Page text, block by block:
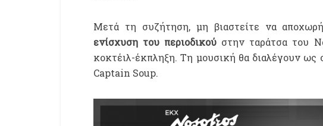
Μετά τη συζήτηση, μη βιαστείτε να
ενίσχυση του περιοδικού στην ταράτσα του
κοκτέιλ-έκπληξη. Τη μουσική θα διαλέγουν
Captain Soup.